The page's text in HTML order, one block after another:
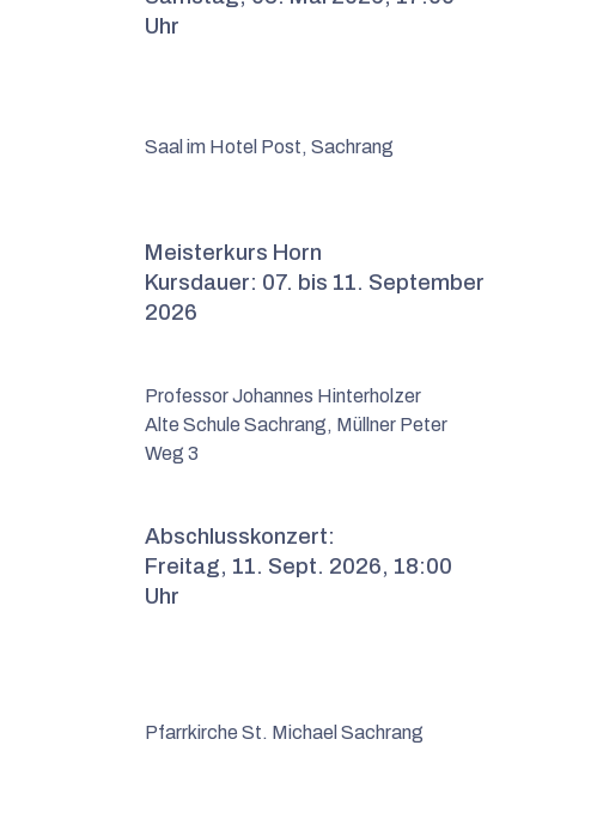
Uhr
Saal im Hotel Post, Sachrang
Meisterkurs Horn
Kursdauer: 07. bis 11. September
2026
Professor Johannes Hinterholzer
Alte Schule Sachrang, Müllner Peter
Weg 3
Abschlusskonzert:
Freitag, 11. Sept. 2026, 18:00
Uhr
Pfarrkirche St. Michael Sachrang